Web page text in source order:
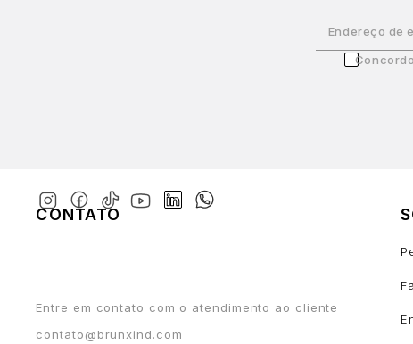
Endereço de
CONTATO
Entre em contato com o atendimento ao cliente
contato@brunxind.com